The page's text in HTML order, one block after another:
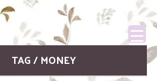
TAG / MONEY